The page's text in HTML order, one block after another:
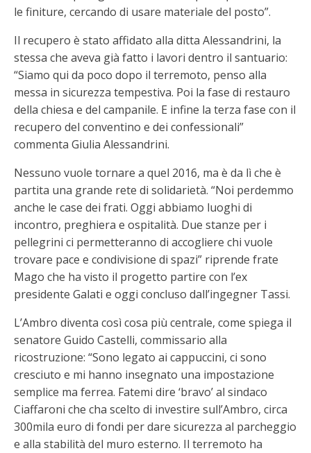
le finiture, cercando di usare materiale del posto”.
Il recupero è stato affidato alla ditta Alessandrini, la
stessa che aveva già fatto i lavori dentro il santuario:
“Siamo qui da poco dopo il terremoto, penso alla
messa in sicurezza tempestiva. Poi la fase di restauro
della chiesa e del campanile. E infine la terza fase con il
recupero del conventino e dei confessionali”
commenta Giulia Alessandrini.
Nessuno vuole tornare a quel 2016, ma è da lì che è
partita una grande rete di solidarietà. “Noi perdemmo
anche le case dei frati. Oggi abbiamo luoghi di
incontro, preghiera e ospitalità. Due stanze per i
pellegrini ci permetteranno di accogliere chi vuole
trovare pace e condivisione di spazi” riprende frate
Mago che ha visto il progetto partire con l’ex
presidente Galati e oggi concluso dall’ingegner Tassi.
L’Ambro diventa così cosa più centrale, come spiega il
senatore Guido Castelli, commissario alla
ricostruzione: “Sono legato ai cappuccini, ci sono
cresciuto e mi hanno insegnato una impostazione
semplice ma ferrea. Fatemi dire ‘bravo’ al sindaco
Ciaffaroni che cha scelto di investire sull’Ambro, circa
300mila euro di fondi per dare sicurezza al parcheggio
e alla stabilità del muro esterno. Il terremoto ha